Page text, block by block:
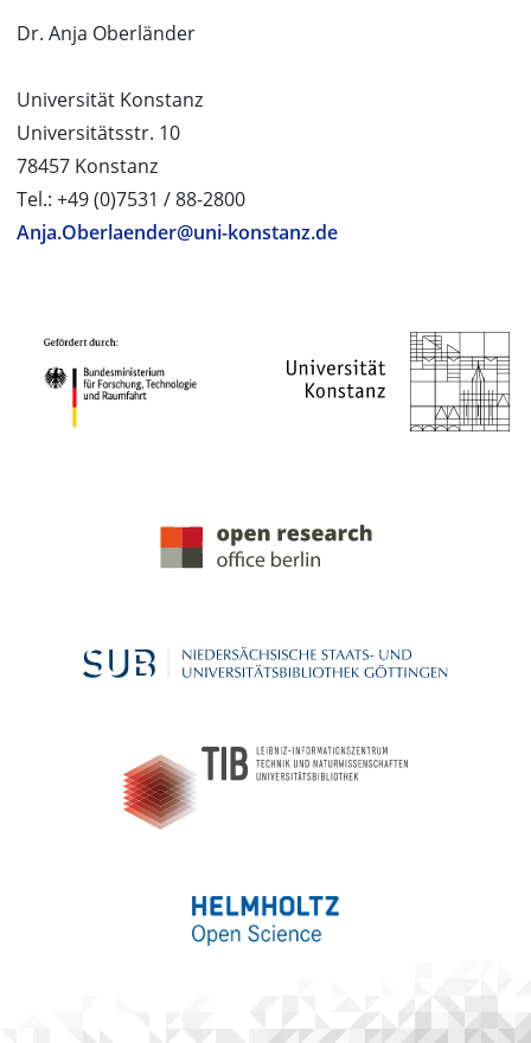
Dr. Anja Oberländer
Universität Konstanz
Universitätsstr. 10
78457 Konstanz
Tel.: +49 (0)7531 / 88-2800
Anja.Oberlaender@uni-konstanz.de